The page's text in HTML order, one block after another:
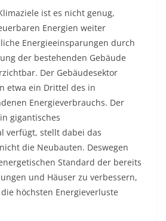
ist es nicht genug,
Energien weiter
Energieeinsparungen durch
der bestehenden Gebäude
Der Gebäudesektor
etwa ein Drittel des in
Energieverbrauchs. Der
gigantisches
verfügt, stellt dabei das
die Neubauten. Deswegen
Standard der bereits
und Häuser zu verbessern,
höchsten Energieverluste